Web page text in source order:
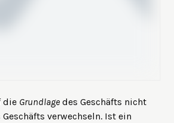
die Grundlage des Geschäfts nicht
verwechseln. Ist ein